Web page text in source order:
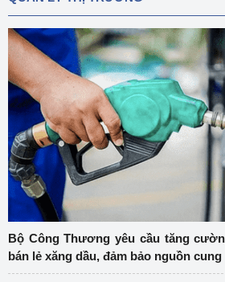
Bộ Công Thương yêu cầu tăng
bán lẻ xăng dầu, đảm bảo nguồn cung